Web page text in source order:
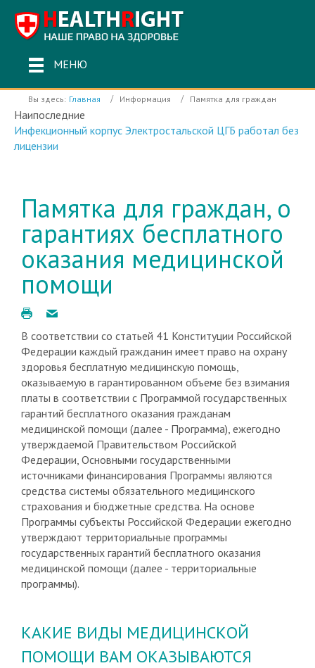
МЕНЮ
Вы здесь: Главная Информация Памятка для граждан
Наипоследние
Инфекционный корпус Электростальской ЦГБ работал без
лицензии
Памятка для граждан, о
гарантиях бесплатного
оказания медицинской
помощи
В соответствии со статьей 41 Конституции Российской
Федерации каждый гражданин имеет право на охрану
здоровья бесплатную медицинскую помощь,
оказываемую в гарантированном объеме без взимания
платы в соответствии с Программой государственных
гарантий бесплатного оказания гражданам
медицинской помощи (далее - Программа), ежегодно
утверждаемой Правительством Российской
Федерации, Основными государственными
источниками финансирования Программы являются
средства системы обязательного медицинского
страхования и бюджетные средства. На основе
Программы субъекты Российской Федерации ежегодно
утверждают территориальные программы
государственных гарантий бесплатного оказания
медицинской помощи (далее - территориальные
программы).
КАКИЕ ВИДЫ МЕДИЦИНСКОЙ
ПОМОЩИ ВАМ ОКАЗЫВАЮТСЯ